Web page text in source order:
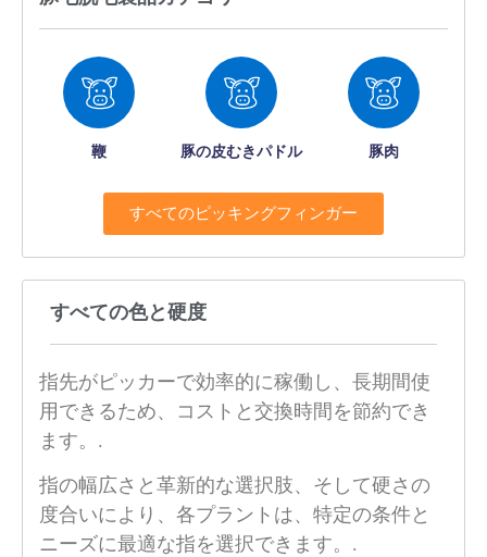
鞭 豚の皮むきパドル 豚肉
すべてのピッキングフィンガー
すべての色と硬度
指先がピッカーで効率的に稼働し、長期間使
用できるため、コストと交換時間を節約でき
ます。.
指の幅広さと革新的な選択肢、そして硬さの
度合いにより、各プラントは、特定の条件と
ニーズに最適な指を選択できます。.